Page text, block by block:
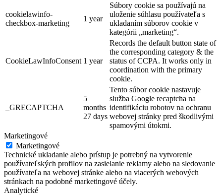
cookielawinfo-
checkbox-marketing
1 year
Súbory cookie sa používajú na
uloženie súhlasu používateľa s
ukladaním súborov cookie v
kategórii „marketing“.
CookieLawInfoConsent 1 year
Records the default button state of
the corresponding category & the
status of CCPA. It works only in
coordination with the primary
cookie.
_GRECAPTCHA
5
months
27 days
Tento súbor cookie nastavuje
služba Google recaptcha na
identifikáciu robotov na ochranu
webovej stránky pred škodlivými
spamovými útokmi.
Marketingové
Marketingové
Technické ukladanie alebo prístup je potrebný na vytvorenie
používateľských profilov na zasielanie reklamy alebo na sledovanie
používateľa na webovej stránke alebo na viacerých webových
stránkach na podobné marketingové účely.
Analytické